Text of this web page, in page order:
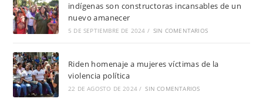
indígenas son constructoras incansables de un
nuevo amanecer
5 DE SEPTIEMBRE DE 2024 / SIN COMENTARIOS
Riden homenaje a mujeres víctimas de la
violencia política
22 DE AGOSTO DE 2024 / SIN COMENTARIOS